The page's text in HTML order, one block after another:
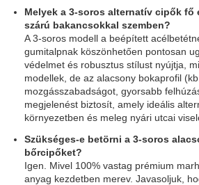
Melyek a 3-soros alternatív cipők fő
szárú bakancsokkal szemben?
A 3-soros modell a beépített
gumitalpnak köszönhetően pontosan
védelmet és robusztus stílust nyújtja,
modellek, de az alacsony bokaprofil
mozgásszabadságot, gyorsabb
megjelenést biztosít, amely ideális
környezetben és meleg nyári utcai
Szükséges-e betörni a 3-soros
bőrcipőket?
Igen. Mivel 100% vastag prémium
anyag kezdetben merev. Javasoljuk,